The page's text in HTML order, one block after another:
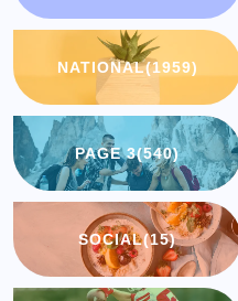
NATIONAL(1959)
PAGE 3(540)
SOCIAL(15)